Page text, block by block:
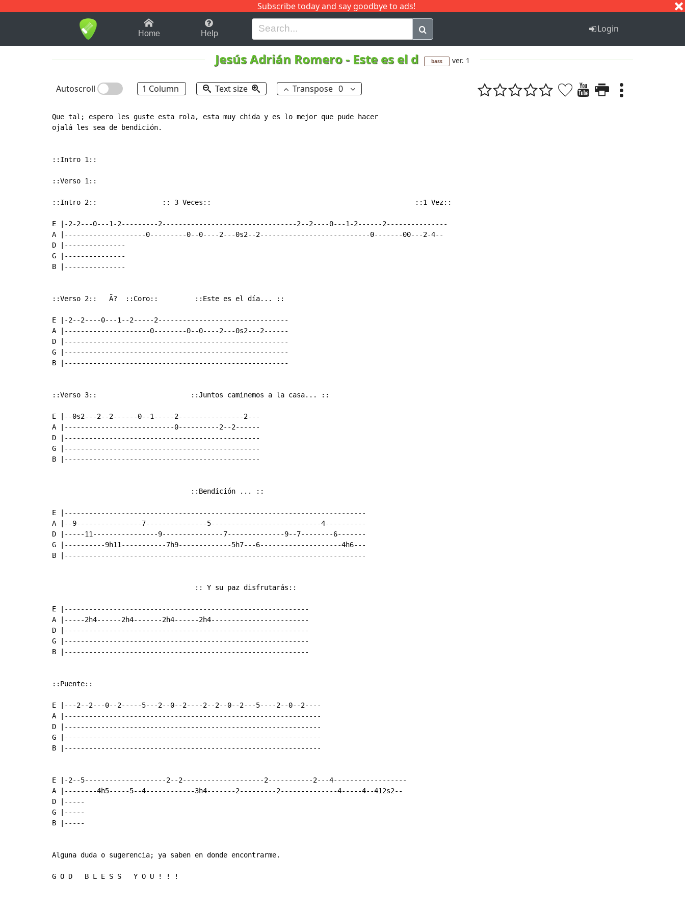
Subscribe today and say goodbye to ads!
1-9 B H I J Q
Home Help Login
Jesús Adrián Romero- Este es el d bass ver. 1
Autoscroll 1 Column Text size Transpose 0
Que tal; espero les guste esta rola, esta muy chida y es lo mejor que pude hacer
ojalá les sea de bendición.
::Intro 1::
::Verso 1::
::Intro 2::                :: 3 Veces::                                                  ::1 Vez::
E |-2-2---0---1-2---------2---------------------------------2--2----0---1-2------2---------------
A |--------------------0---------0--0----2---0s2--2---------------------------0-------00---2-4--
D |---------------
G |---------------
B |---------------
::Verso 2::   Ã?  ::Coro::         ::Este es el día... ::
E |-2--2----0---1--2-----2--------------------------------
A |---------------------0--------0--0----2---0s2---2------
D |-------------------------------------------------------
G |-------------------------------------------------------
B |-------------------------------------------------------
::Verso 3::                       ::Juntos caminemos a la casa... ::
E |--0s2---2--2------0--1-----2----------------2---
A |---------------------------0----------2--2------
D |------------------------------------------------
G |------------------------------------------------
B |------------------------------------------------
                                  ::Bendición ... ::
E |--------------------------------------------------------------------------
A |--9----------------7---------------5---------------------------4----------
D |-----11----------------9---------------7--------------9--7--------6-------
G |----------9h11-----------7h9-------------5h7---6--------------------4h6---
B |--------------------------------------------------------------------------
                                   :: Y su paz disfrutarás::
E |------------------------------------------------------------
A |-----2h4------2h4-------2h4------2h4------------------------
D |------------------------------------------------------------
G |------------------------------------------------------------
B |------------------------------------------------------------
::Puente::
E |---2--2---0--2-----5---2--0--2----2--2--0--2---5----2--0--2----
A |---------------------------------------------------------------
D |---------------------------------------------------------------
G |---------------------------------------------------------------
B |---------------------------------------------------------------
E |-2--5--------------------2--2--------------------2-----------2---4------------------
A |--------4h5-----5--4------------3h4-------2---------2--------------4-----4--412s2--
D |-----
G |-----
B |-----
Alguna duda o sugerencia; ya saben en donde encontrarme.
G O D   B L E S S   Y O U ! ! !